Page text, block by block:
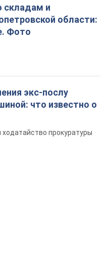
складам и
области:
Фото
экс-послу
что известно о
прокуратуры